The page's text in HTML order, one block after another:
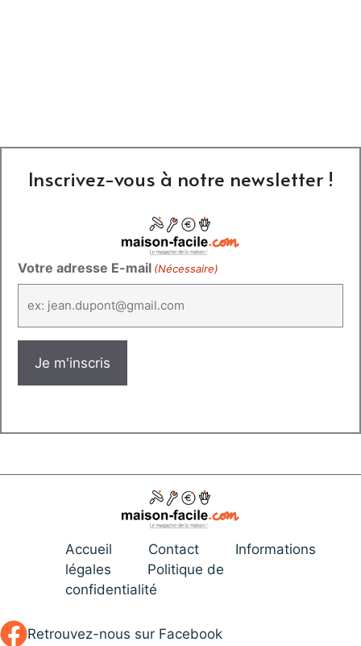
Inscrivez-vous à notre newsletter !
Votre adresse E-mail (Nécessaire)
Accueil Contact
Informations
légales
Politique de
confidentialité
Retrouvez-nous sur Facebook